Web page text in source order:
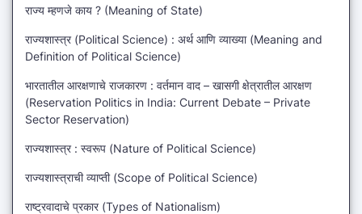
राज्य म्हणजे काय ? (Meaning of State)
राज्यशास्त्र (Political Science) : अर्थ आणि व्याख्या (Meaning and
Definition of Political Science)
भारतातील आरक्षणाचे राजकारण : वर्तमान वाद – खासगी क्षेत्रातील आरक्षण
(Reservation Politics in India: Current Debate – Private
Sector Reservation)
राज्यशास्त्र : स्वरूप (Nature of Political Science)
राज्यशास्त्राची व्याप्ती (Scope of Political Science)
राष्ट्रवादाचे प्रकार (Types of Nationalism)